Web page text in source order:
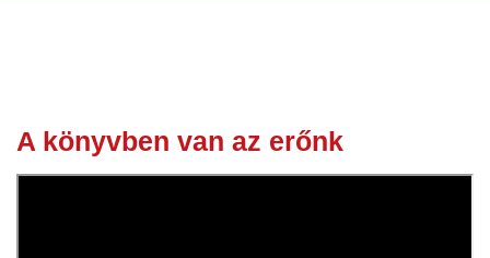
16 okt.
A könyvben van az erőnk